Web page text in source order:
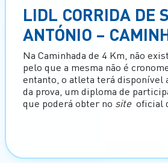
LIDL CORRIDA DE
ANTÓNIO –
Na Caminhada de 4 Km, não
pelo que a mesma não é
entanto, o atleta terá disponível
da prova, um diploma de
que poderá obter no site oficial